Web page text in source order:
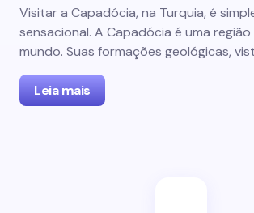
Visitar a Capadócia, na Turquia, é
sensacional. A Capadócia é uma
mundo. Suas formações geológicas,
Leia mais